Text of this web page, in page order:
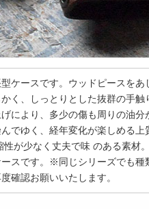
ケースです。ウッドピースをあ
く、しっとりとした抜群の手触
により、多少の傷も周りの油分
でゆく、経年変化が楽しめる上
が少なく丈夫で味 のある素材
スです。※同じシリーズでも種
確認お願いいたします。